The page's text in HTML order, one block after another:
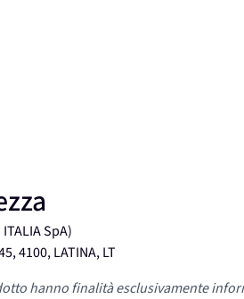
SpA)
4100, LATINA, LT
hanno finalità esclusivamente